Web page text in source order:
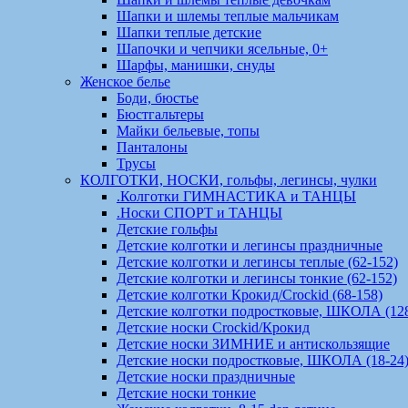
Шапки и шлемы теплые мальчикам
Шапки теплые детские
Шапочки и чепчики ясельные, 0+
Шарфы, манишки, снуды
Женское белье
Боди, бюстье
Бюстгальтеры
Майки бельевые, топы
Панталоны
Трусы
КОЛГОТКИ, НОСКИ, гольфы, легинсы, чулки
.Колготки ГИМНАСТИКА и ТАНЦЫ
.Носки СПОРТ и ТАНЦЫ
Детские гольфы
Детские колготки и легинсы праздничные
Детские колготки и легинсы теплые (62-152)
Детские колготки и легинсы тонкие (62-152)
Детские колготки Крокид/Crockid (68-158)
Детские колготки подростковые, ШКОЛА
Детские носки Crockid/Крокид
Детские носки ЗИМНИЕ и антискользящие
Детские носки подростковые, ШКОЛА (18-24)
Детские носки праздничные
Детские носки тонкие